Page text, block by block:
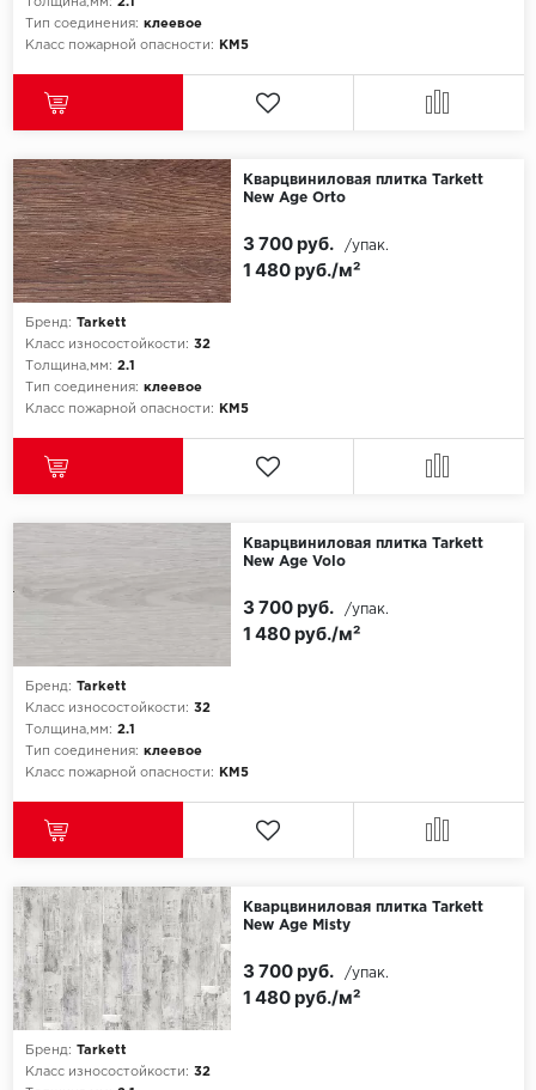
Толщина,мм: 2.1
Тип соединения: клеевое
Класс пожарной опасности:
КМ5
Кварцвиниловая плитка Tarkett
New Age Orto
Бренд: Tarkett
Класс износостойкости: 32
Толщина,мм: 2.1
Тип соединения: клеевое
Класс пожарной опасности:
КМ5
1 480 руб./м²
3 700 руб. /упак.
Кварцвиниловая плитка Tarkett
New Age Volo
Бренд: Tarkett
Класс износостойкости: 32
Толщина,мм: 2.1
Тип соединения: клеевое
Класс пожарной опасности:
КМ5
1 480 руб./м²
3 700 руб. /упак.
Кварцвиниловая плитка Tarkett
New Age Misty
Бренд: Tarkett
Класс износостойкости: 32
1 480 руб./м²
3 700 руб. /упак.